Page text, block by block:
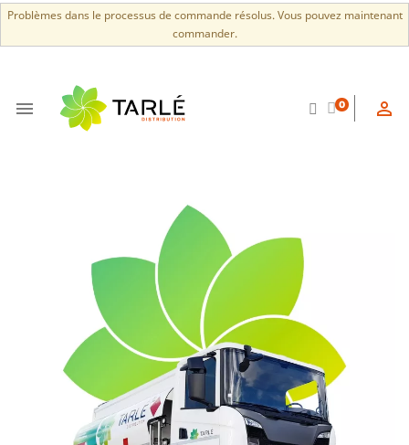
Problèmes dans le processus de commande résolus. Vous pouvez maintenant
commander.
 0 